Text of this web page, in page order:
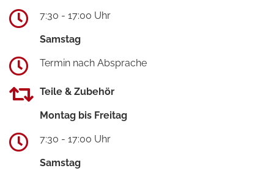
7:30 - 17:00 Uhr
Samstag
Termin nach Absprache
Teile & Zubehör
Montag bis Freitag
7:30 - 17:00 Uhr
Samstag